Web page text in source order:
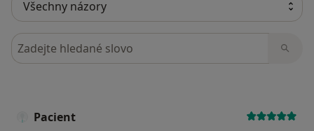
Hledejte v názorech
Pacient